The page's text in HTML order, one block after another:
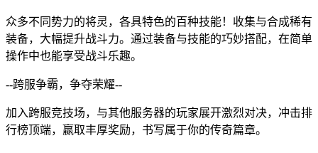
众多不同势力的将灵，各具特色的百种技能！收集与合成稀有
装备，大幅提升战斗力。通过装备与技能的巧妙搭配，在简单
操作中也能享受战斗乐趣。
--跨服争霸，争夺荣耀--
加入跨服竞技场，与其他服务器的玩家展开激烈对决，冲击排
行榜顶端，赢取丰厚奖励，书写属于你的传奇篇章。